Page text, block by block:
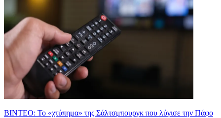
ΒΙΝΤΕΟ: Το «χτύπημα» της Σάλτσμπουργκ που λύγισε την Πάφο